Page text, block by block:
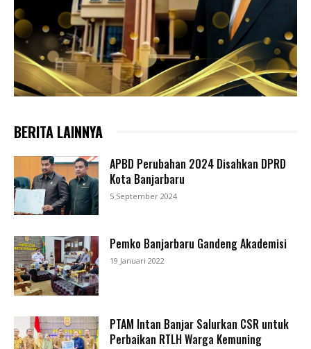
BERITA LAINNYA
APBD Perubahan 2024 Disahkan DPRD
Kota Banjarbaru
5 September 2024
Pemko Banjarbaru Gandeng Akademisi
19 Januari 2022
PTAM Intan Banjar Salurkan CSR untuk
Perbaikan RTLH Warga Kemuning